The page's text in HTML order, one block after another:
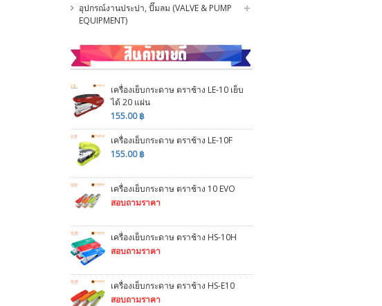
อุปกรณ์งานประปา, ปั๊มลม (VALVE & PUMP
EQUIPMENT)
เครื่องเย็บกระดาษ ตราช้าง LE-10 เย็บ
ได้ 20 แผ่น
155.00 ฿
เครื่องเย็บกระดาษ ตราช้าง LE-10F
155.00 ฿
เครื่องเย็บกระดาษ ตราช้าง 10 EVO
สอบถามราคา
เครื่องเย็บกระดาษ ตราช้าง HS-10H
สอบถามราคา
เครื่องเย็บกระดาษ ตราช้าง HS-E10
สอบถามราคา